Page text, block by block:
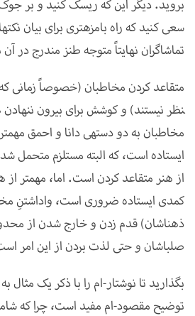
بروید. دیگر این که ریسک کنید و بر
سعی کنید که راه بامزه­تری برای بیان
تماشاگران نهایتاً متوجه طنز مندرج در
نظر نیستند) و کوشش برای بیرون
مخاطبان به دو دستهی دانا و احمق
ایستاده است، که البته مستلزم متحمل
از هنر متقاعد کردن است. اما، مهم­تر از
کمدی ایستاده ضروری است، واداشتنِ
ذهن­اشان) قدم زدن و خارج شدن از
صلب­اشان و حتی لذت بردن از این امر
بگذارید تا نوشتار-ام را با ذکر یک مثال